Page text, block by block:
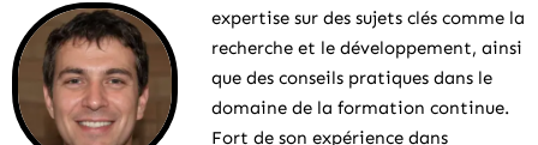
expertise sur des sujets clés comme la
recherche et le développement, ainsi
que des conseils pratiques dans le
domaine de la formation continue.
Fort de son expérience dans